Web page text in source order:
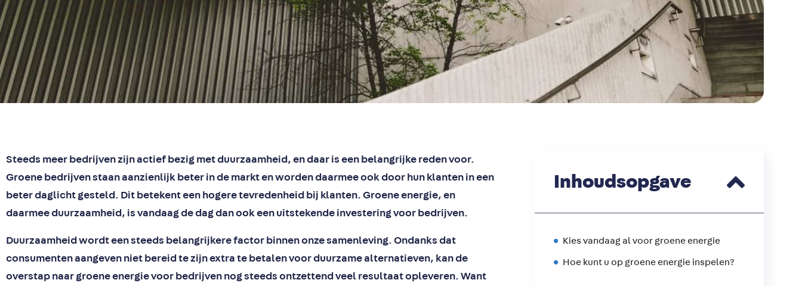
Steeds meer bedrijven zijn actief bezig met duurzaamheid, en daar is een belangrijke reden voor.
Groene bedrijven staan aanzienlijk beter in de markt en worden daarmee ook door hun klanten in een
beter daglicht gesteld. Dit betekent een hogere tevredenheid bij klanten. Groene energie, en
daarmee duurzaamheid, is vandaag de dag dan ook een uitstekende investering voor bedrijven.
Duurzaamheid wordt een steeds belangrijkere factor binnen onze samenleving. Ondanks dat
consumenten aangeven niet bereid te zijn extra te betalen voor duurzame alternatieven, kan de
overstap naar groene energie voor bedrijven nog steeds ontzettend veel resultaat opleveren. Want
Inhoudsopgave
Kies vandaag al voor groene energie
Hoe kunt u op groene energie inspelen?